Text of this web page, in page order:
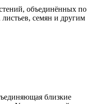
объединённых по
семян и другим
близкие